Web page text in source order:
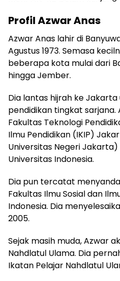
Profil Azwar Anas
Azwar Anas lahir di
Agustus 1973. Semasa
beberapa kota mulai dari
hingga Jember.
Dia lantas hijrah ke
pendidikan tingkat sarjana.
Fakultas Teknologi
Ilmu Pendidikan (IKIP)
Universitas Negeri
Universitas Indonesia.
Dia pun tercatat
Fakultas Ilmu Sosial dan
Indonesia. Dia
2005.
Sejak masih muda, Azwar
Nahdlatul Ulama. Dia
Ikatan Pelajar Nahdlatul